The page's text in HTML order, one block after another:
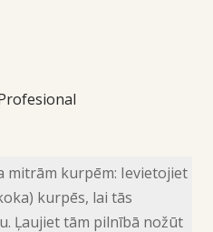
mitrām kurpēm: Ievietojiet
kurpēs, lai tās
Ļaujiet tām pilnībā nožūt